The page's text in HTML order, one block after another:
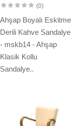
(0)
Ahşap Boyalı Eskitme
Derili Kahve Sandalye
- mskb14 - Ahşap
Klasik Kollu
Sandalye..